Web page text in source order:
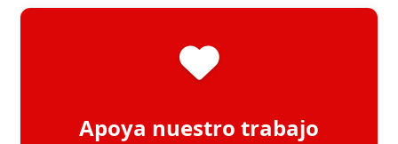
Apoya nuestro trabajo